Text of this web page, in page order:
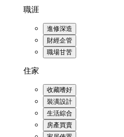
職涯
進修深造
財經企管
職場甘苦
住家
收藏嗜好
裝潢設計
生活綜合
房產買賣